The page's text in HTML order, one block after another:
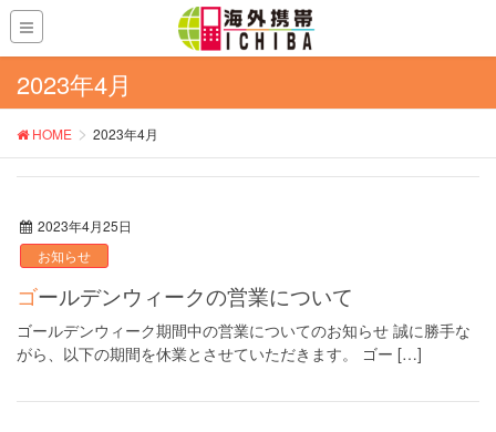
2023年4月
HOME 2023年4月
2023年4月25日
お知らせ
ゴールデンウィークの営業について
ゴールデンウィーク期間中の営業についてのお知らせ 誠に勝手な
がら、以下の期間を休業とさせていただきます。 ゴー […]